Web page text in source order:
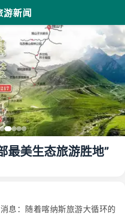
游新闻
最美生态旅游胜地”
息：随着喀纳斯旅游大循环的